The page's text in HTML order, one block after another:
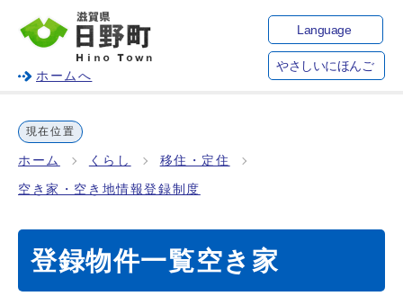
ホームへ
Language
やさしいにほんご
現在位置
ホーム くらし 移住・定住
空き家・空き地情報登録制度
登録物件一覧空き家